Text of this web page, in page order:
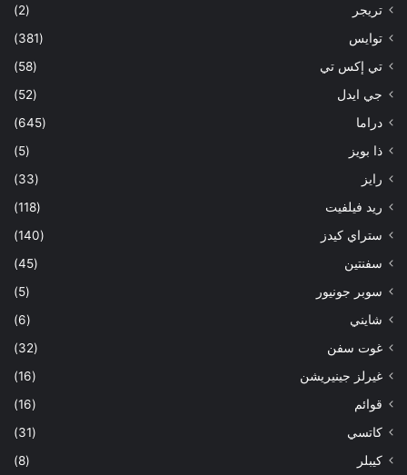
تريجر
(2)
توايس
(381)
تي إكس تي
(58)
جي ايدل
(52)
دراما
(645)
ذا بويز
(5)
رايز
(33)
ريد فيلفيت
(118)
ستراي كيدز
(140)
سفنتين
(45)
سوبر جونيور
(5)
شايني
(6)
غوت سفن
(32)
غيرلز جينيريشن
(16)
قوائم
(16)
كاتسي
(31)
كيبلر
(8)